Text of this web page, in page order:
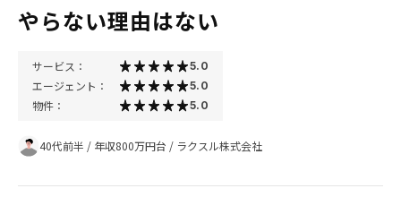
やらない理由はない
サービス： 5.0
エージェント： 5.0
物件： 5.0
40代前半 / 年収800万円台 / ラクスル株式会社